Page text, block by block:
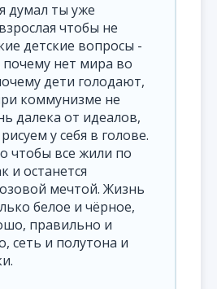
думал ты уже
чтобы не
детские вопросы -
почему нет мира во
дети голодают,
коммунизме не
далека от идеалов,
у себя в голове.
чтобы все жили по
и останется
мечтой. Жизнь
белое и чёрное,
правильно и
сеть и полутона и